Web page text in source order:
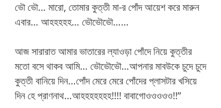
ভৌ ভৌ… মারো, তোমার কুত্তী মা-র পোঁদ আয়েশ করে মারুন
এবার… আহহহহহ… ভৌভৌভৌ……
আজ সারারাত আমার ভাতারের ল্যাওড়া পোঁদে নিয়ে কুত্তীর
মতো বসে থাকব আমি… ভৌভৌভৌ…আপনার মাবউকে চুদে চুদে
কুত্তী বানিয়ে দিন…পোঁদ মেরে মেরে পোঁদের প্লাসটার খসিয়ে
দিন হে প্রাণনাথ…আহহহহহহহ!!!! বাবাগোওওওওও!!”